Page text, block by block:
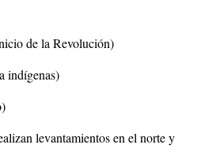
de la Revolución)
indígenas)
levantamientos en el norte y